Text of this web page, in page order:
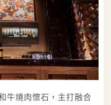
牛燒肉懷石，主打融合